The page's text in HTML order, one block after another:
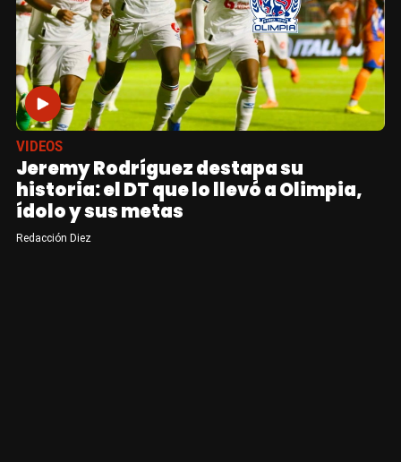
VIDEOS
Jeremy Rodríguez destapa su
historia: el DT que lo llevó a Olimpia,
ídolo y sus metas
Redacción Diez